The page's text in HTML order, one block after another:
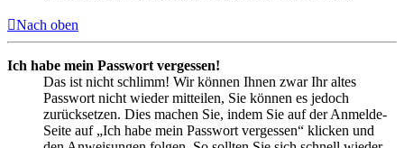
Nach oben
Ich habe mein Passwort vergessen!
Das ist nicht schlimm! Wir können Ihnen zwar Ihr altes
Passwort nicht wieder mitteilen, Sie können es jedoch
zurücksetzen. Dies machen Sie, indem Sie auf der Anmelde-
Seite auf „Ich habe mein Passwort vergessen“ klicken und